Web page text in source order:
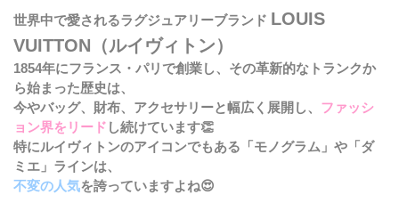
世界中で愛されるラグジュアリーブランド LOUIS
VUITTON（ルイヴィトン）
1854年にフランス・パリで創業し、その革新的なトランクか
ら始まった歴史は、
今やバッグ、財布、アクセサリーと幅広く展開し、 ファッシ
ョン界をリード し続けています👏
特にルイヴィトンのアイコンでもある「モノグラム」や「ダ
ミエ」ラインは、
不変の人気を誇っていますよね😍